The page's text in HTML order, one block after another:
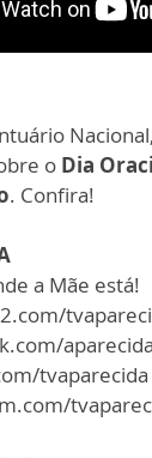
Nacional,
o Dia
. Confira!
a Mãe está!
tvaparecida